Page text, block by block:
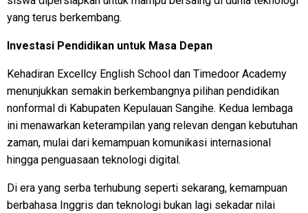
yang terus berkembang.
Investasi Pendidikan untuk Masa Depan
Kehadiran Excellcy English School dan Timedoor Academy
menunjukkan semakin berkembangnya pilihan pendidikan
nonformal di Kabupaten Kepulauan Sangihe. Kedua lembaga
ini menawarkan keterampilan yang relevan dengan kebutuhan
zaman, mulai dari kemampuan komunikasi internasional
hingga penguasaan teknologi digital.
Di era yang serba terhubung seperti sekarang, kemampuan
berbahasa Inggris dan teknologi bukan lagi sekadar nilai